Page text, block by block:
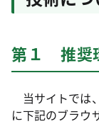
第１ 推奨
当サイトでは
に下記のブラウ